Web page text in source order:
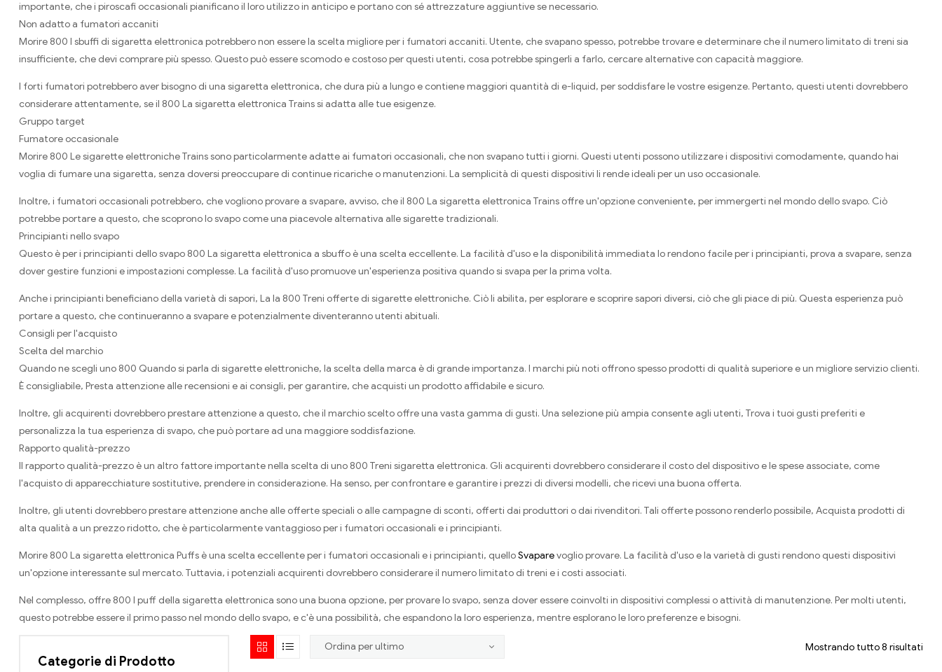
importante, che i piroscafi occasionali pianificano il loro utilizzo in anticipo e portano con sé attrezzature aggiuntive se necessario.
Non adatto a fumatori accaniti
Morire 800 I sbuffi di sigaretta elettronica potrebbero non essere la scelta migliore per i fumatori accaniti. Utente, che svapano spesso, potrebbe trovare e determinare che il numero limitato di treni sia
insufficiente, che devi comprare più spesso. Questo può essere scomodo e costoso per questi utenti, cosa potrebbe spingerli a farlo, cercare alternative con capacità maggiore.
I forti fumatori potrebbero aver bisogno di una sigaretta elettronica, che dura più a lungo e contiene maggiori quantità di e-liquid, per soddisfare le vostre esigenze. Pertanto, questi utenti dovrebbero
considerare attentamente, se il 800 La sigaretta elettronica Trains si adatta alle tue esigenze.
Gruppo target
Fumatore occasionale
Morire 800 Le sigarette elettroniche Trains sono particolarmente adatte ai fumatori occasionali, che non svapano tutti i giorni. Questi utenti possono utilizzare i dispositivi comodamente, quando hai
voglia di fumare una sigaretta, senza doversi preoccupare di continue ricariche o manutenzioni. La semplicità di questi dispositivi li rende ideali per un uso occasionale.
Inoltre, i fumatori occasionali potrebbero, che vogliono provare a svapare, avviso, che il 800 La sigaretta elettronica Trains offre un'opzione conveniente, per immergerti nel mondo dello svapo. Ciò
potrebbe portare a questo, che scoprono lo svapo come una piacevole alternativa alle sigarette tradizionali.
Principianti nello svapo
Questo è per i principianti dello svapo 800 La sigaretta elettronica a sbuffo è una scelta eccellente. La facilità d'uso e la disponibilità immediata lo rendono facile per i principianti, prova a svapare, senza
dover gestire funzioni e impostazioni complesse. La facilità d'uso promuove un'esperienza positiva quando si svapa per la prima volta.
Anche i principianti beneficiano della varietà di sapori, La la 800 Treni offerte di sigarette elettroniche. Ciò li abilita, per esplorare e scoprire sapori diversi, ciò che gli piace di più. Questa esperienza può
portare a questo, che continueranno a svapare e potenzialmente diventeranno utenti abituali.
Consigli per l'acquisto
Scelta del marchio
Quando ne scegli uno 800 Quando si parla di sigarette elettroniche, la scelta della marca è di grande importanza. I marchi più noti offrono spesso prodotti di qualità superiore e un migliore servizio clienti.
È consigliabile, Presta attenzione alle recensioni e ai consigli, per garantire, che acquisti un prodotto affidabile e sicuro.
Inoltre, gli acquirenti dovrebbero prestare attenzione a questo, che il marchio scelto offre una vasta gamma di gusti. Una selezione più ampia consente agli utenti, Trova i tuoi gusti preferiti e
personalizza la tua esperienza di svapo, che può portare ad una maggiore soddisfazione.
Rapporto qualità-prezzo
Il rapporto qualità-prezzo è un altro fattore importante nella scelta di uno 800 Treni sigaretta elettronica. Gli acquirenti dovrebbero considerare il costo del dispositivo e le spese associate, come
l'acquisto di apparecchiature sostitutive, prendere in considerazione. Ha senso, per confrontare e garantire i prezzi di diversi modelli, che ricevi una buona offerta.
Inoltre, gli utenti dovrebbero prestare attenzione anche alle offerte speciali o alle campagne di sconti, offerti dai produttori o dai rivenditori. Tali offerte possono renderlo possibile, Acquista prodotti di
alta qualità a un prezzo ridotto, che è particolarmente vantaggioso per i fumatori occasionali e i principianti.
Morire 800 La sigaretta elettronica Puffs è una scelta eccellente per i fumatori occasionali e i principianti, quelloSvaparevoglio provare. La facilità d'uso e la varietà di gusti rendono questi dispositivi
un'opzione interessante sul mercato. Tuttavia, i potenziali acquirenti dovrebbero considerare il numero limitato di treni e i costi associati.
Nel complesso, offre 800 I puff della sigaretta elettronica sono una buona opzione, per provare lo svapo, senza dover essere coinvolti in dispositivi complessi o attività di manutenzione. Per molti utenti,
questo potrebbe essere il primo passo nel mondo dello svapo, e c'è una possibilità, che espandono la loro esperienza, mentre esplorano le loro preferenze e bisogni.
Mostrando tutto 8 risultati
Categorie di Prodotto